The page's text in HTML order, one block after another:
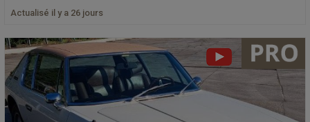
Actualisé il y a 26 jours